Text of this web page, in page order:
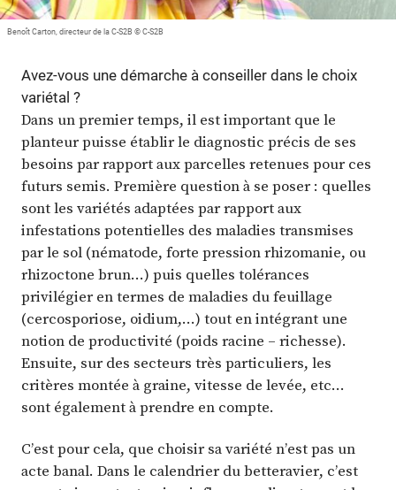
Benoît Carton, directeur de la C-S2B © C-S2B
Avez-vous une démarche à conseiller dans le choix
variétal ?
Dans un premier temps, il est important que le
planteur puisse établir le diagnostic précis de ses
besoins par rapport aux parcelles retenues pour ces
futurs semis. Première question à se poser : quelles
sont les variétés adaptées par rapport aux
infestations potentielles des maladies transmises
par le sol (nématode, forte pression rhizomanie, ou
rhizoctone brun…) puis quelles tolérances
privilégier en termes de maladies du feuillage
(cercosporiose, oidium,…) tout en intégrant une
notion de productivité (poids racine – richesse).
Ensuite, sur des secteurs très particuliers, les
critères montée à graine, vitesse de levée, etc…
sont également à prendre en compte.
C’est pour cela, que choisir sa variété n’est pas un
acte banal. Dans le calendrier du betteravier, c’est